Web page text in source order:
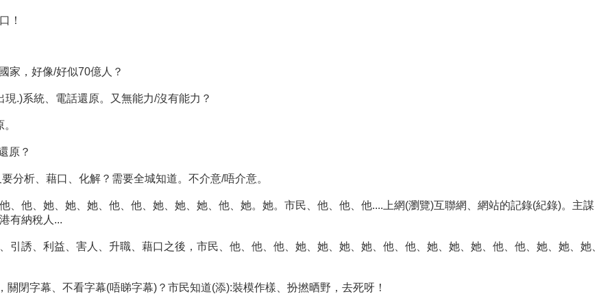
！
家，好像/好似70億人？
.)系統、電話還原。又無能力/沒有能力？
原？
分析、藉口、化解？需要全城知道。不介意/唔介意。
、他、她、她、她、他、他、她、她、她、他、她。她。市民、他、他、他....上網(瀏覽)互聯網、網站的記錄(紀錄)。主謀
有納稅人...
誘、利益、害人、升職、藉口之後，市民、他、他、他、她、她、她、她、他、他、她、她、她、他、他、她、她、她、
閉字幕、不看字幕(唔睇字幕)？市民知道(添):裝模作樣、扮撚晒野，去死呀！